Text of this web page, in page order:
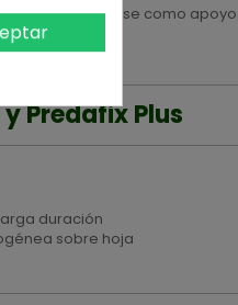
II puede utilizarse como
Predafix Plus
duración
sobre hoja